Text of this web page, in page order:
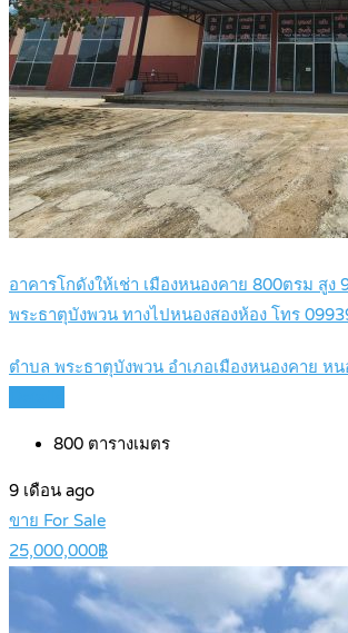
อาคารโกดังให้เช่า เมืองหนองคาย 800ตรม สู
พระธาตุบังพวน ทางไปหนองสองห้อง โทร
ตำบล พระธาตุบังพวน อำเภอเมืองหนองคาย ห
800 ตารางเมตร
9 เดือน ago
ขาย For Sale
25,000,000฿